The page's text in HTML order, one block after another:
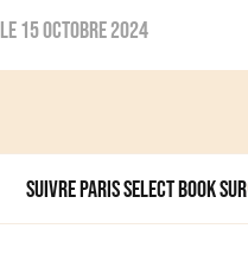
15 octobre 2024
Suivre Paris Select Book sur